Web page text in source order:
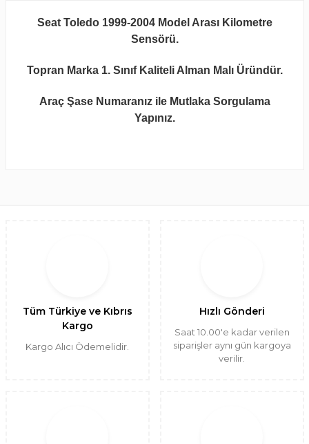
Seat Toledo 1999-2004 Model Arası Kilometre
Sensörü.
Topran Marka 1. Sınıf Kaliteli Alman Malı Üründür.
Araç Şase Numaranız ile Mutlaka Sorgulama
Yapınız.
Tüm Türkiye ve Kıbrıs
Kargo
Kargo Alıcı Ödemelidir.
Hızlı Gönderi
Saat 10.00'e kadar verilen
siparişler aynı gün kargoya
verilir.